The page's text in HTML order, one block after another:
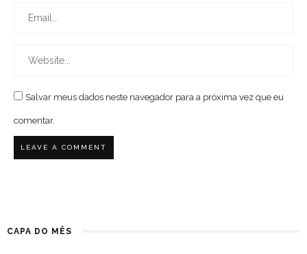
Salvar meus dados neste navegador para a próxima vez que eu
comentar.
CAPA DO MÊS